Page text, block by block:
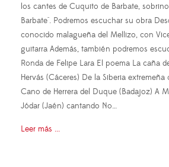
los cantes de Cuquito de Barbate,
Barbate". Podremos escuchar su obra
conocido malagueña del Mellizo, con
guitarra Además, también podremos
Ronda de Felipe Lara El poema La caña
Hervás (Cáceres) De la Siberia
Cano de Herrera del Duque (Badajoz) A
Jódar (Jaén) cantando No…
Leer más ...